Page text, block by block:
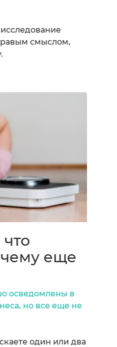
смыслом,
еще
осведомлены в
но все еще не
один или два